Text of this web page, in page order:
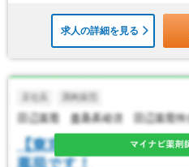
求人の詳細を見る